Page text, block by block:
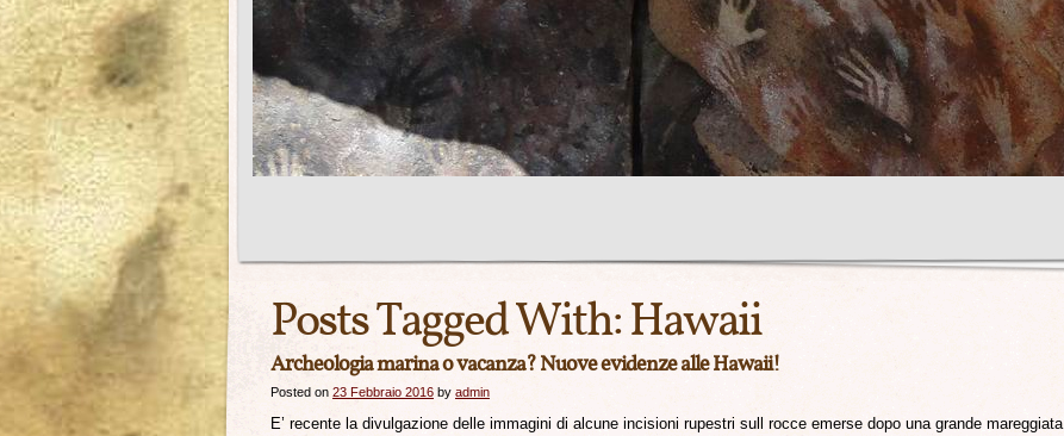
Posts Tagged With:Hawaii
Archeologia marina o vacanza? Nuove evidenze alle Hawaii!
Posted on 23 Febbraio 2016 by admin
E’ recente la divulgazione delle immagini di alcune incisioni rupestri sull rocce emerse dopo una grande mareggiata